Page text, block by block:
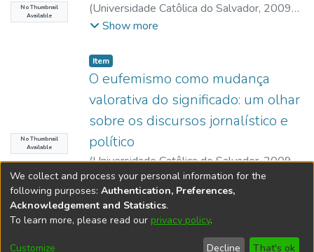
No Thumbnail
Available
(Universidade Catôlica do Salvador, 2009-
10)Oliveira, Patrícia Medeiros de
Católica do Salvador
Show more
No Thumbnail
Available
Item type:
Item,
O eufemismo como mudança
valorativa do significado: um olhar
sobre os discursos jornalístico e
político
(Universidade Catôlica do Salvador,2009-
10)Pinto, Iracema Pinheiro;Brito, Patrícia
Lima de;Oliveira, Patrícia Medeiros de
Borges, Carla Luzia Carneiro
Universidade Católica do Salvador
Show more
DSpace softwarecopyright © 2002-2026
Cookie End User Send
We collect and process your personal information for the
following purposes: Authentication, Preferences,
Acknowledgement and Statistics.
To learn more, please read our privacy policy.
Customize Decline That's ok